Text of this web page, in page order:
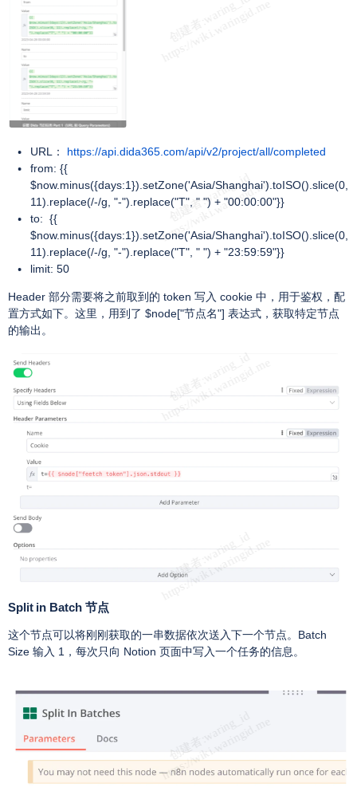
URL： https://api.dida365.com/api/v2/project/all/completed
from: {{
$now.minus({days:1}).setZone('Asia/Shanghai').toISO().slice(0,
11).replace(/-/g, "-").replace("T", " ") + "00:00:00"}}
to: {{
$now.minus({days:1}).setZone('Asia/Shanghai').toISO().slice(0,
11).replace(/-/g, "-").replace("T", " ") + "23:59:59"}}
limit: 50
Header 部分需要将之前取到的 token 写入 cookie 中，用于鉴权，配
置方式如下。这里，用到了 $node["节点名"] 表达式，获取特定节点
的输出。
Split in Batch 节点
这个节点可以将刚刚获取的一串数据依次送入下一个节点。Batch
Size 输入 1，每次只向 Notion 页面中写入一个任务的信息。